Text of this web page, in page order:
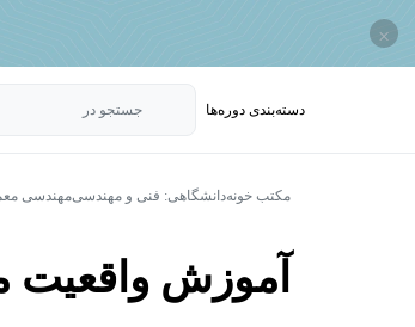
×
دسته‌بندی‌ دوره‌ها جستجو در
مکتب خونهدانشگاهی: فنی و مهندسیمهندسی
آموزش واقعیت